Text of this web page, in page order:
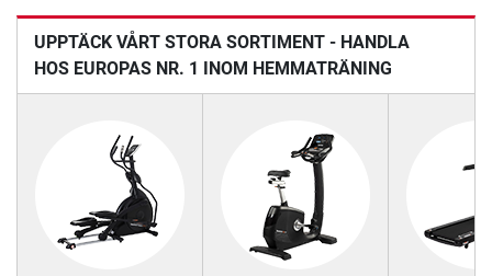
UPPTÄCK VÅRT STORA SORTIMENT - HANDLA
HOS EUROPAS NR. 1 INOM HEMMATRÄNING